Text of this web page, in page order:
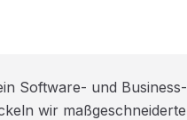
Software- und
wir